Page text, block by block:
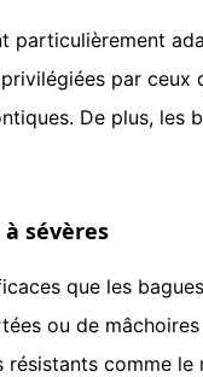
particulièrement
par
De plus, les
sévères
que les
ou de
résistants comme